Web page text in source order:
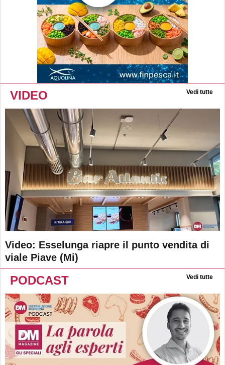
VIDEO Vedi tutte
Video: Esselunga riapre il punto vendita di
viale Piave (Mi)
PODCAST Vedi tutte